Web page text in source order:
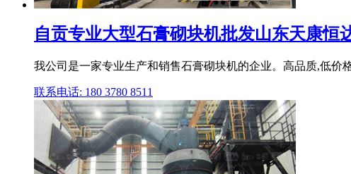
自贡专业大型石膏砌块机批发山东天康恒
我公司是一家专业生产和销售石膏砌块机的企业。高品质,低
联系电话: 180 3780 8511